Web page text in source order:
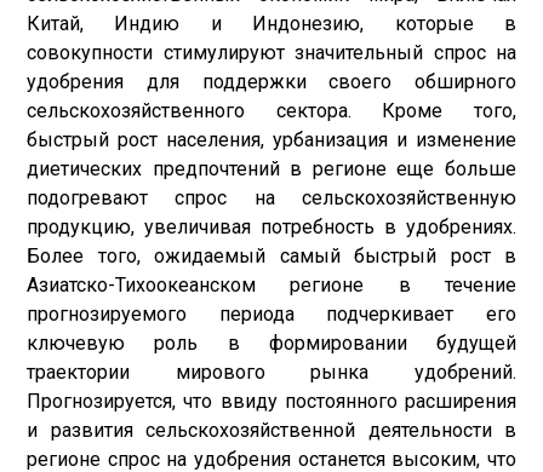
Китай, Индию и Индонезию, которые в
совокупности стимулируют значительный спрос на
удобрения для поддержки своего обширного
сельскохозяйственного сектора. Кроме того,
быстрый рост населения, урбанизация и изменение
диетических предпочтений в регионе еще больше
подогревают спрос на сельскохозяйственную
продукцию, увеличивая потребность в удобрениях.
Более того, ожидаемый самый быстрый рост в
Азиатско-Тихоокеанском регионе в течение
прогнозируемого периода подчеркивает его
ключевую роль в формировании будущей
траектории мирового рынка удобрений.
Прогнозируется, что ввиду постоянного расширения
и развития сельскохозяйственной деятельности в
регионе спрос на удобрения останется высоким, что